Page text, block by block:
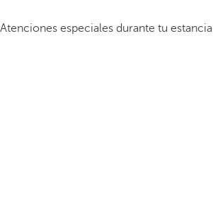
Atenciones especiales durante tu estancia